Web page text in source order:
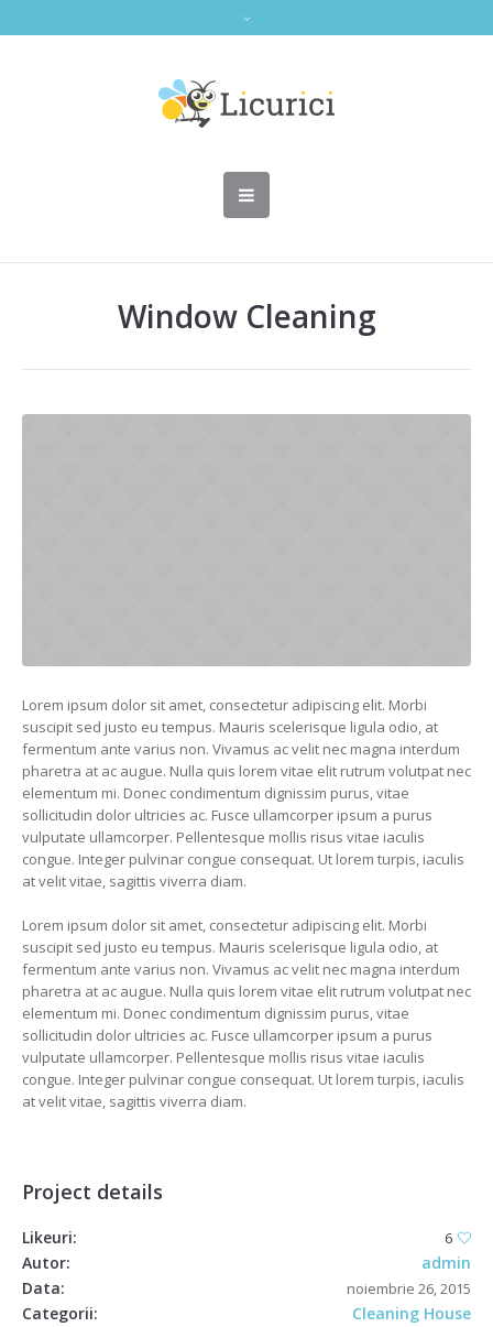
Window Cleaning
Lorem ipsum dolor sit amet, consectetur adipiscing elit. Morbi
suscipit sed justo eu tempus. Mauris scelerisque ligula odio, at
fermentum ante varius non. Vivamus ac velit nec magna interdum
pharetra at ac augue. Nulla quis lorem vitae elit rutrum volutpat nec
elementum mi. Donec condimentum dignissim purus, vitae
sollicitudin dolor ultricies ac. Fusce ullamcorper ipsum a purus
vulputate ullamcorper. Pellentesque mollis risus vitae iaculis
congue. Integer pulvinar congue consequat. Ut lorem turpis, iaculis
at velit vitae, sagittis viverra diam.
Lorem ipsum dolor sit amet, consectetur adipiscing elit. Morbi
suscipit sed justo eu tempus. Mauris scelerisque ligula odio, at
fermentum ante varius non. Vivamus ac velit nec magna interdum
pharetra at ac augue. Nulla quis lorem vitae elit rutrum volutpat nec
elementum mi. Donec condimentum dignissim purus, vitae
sollicitudin dolor ultricies ac. Fusce ullamcorper ipsum a purus
vulputate ullamcorper. Pellentesque mollis risus vitae iaculis
congue. Integer pulvinar congue consequat. Ut lorem turpis, iaculis
at velit vitae, sagittis viverra diam.
Project details
Likeuri: 6
Autor:
admin
Data:
noiembrie 26, 2015
Categorii:
Cleaning House